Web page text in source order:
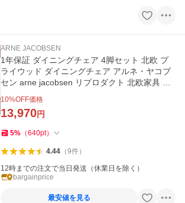
ARNE JACOBSEN
1年保証 ダイニングチェア 4脚セット 北欧 プ
ライウッド ダイニングチェア アルネ・ヤコブ
セン arne jacobsen リプロダクト 北欧家具 木
10%OFF価格
13,970円
5% （640pt）
4.44（9件）
12時までの注文で当日発送（休業日を除く）
bargainprice
最安値を見る